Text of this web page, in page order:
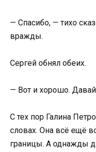
— Спасибо, — тихо
вражды.
Сергей обнял обеих.
— Вот и хорошо.
С тех пор Галина
словах. Она всё ещё
границы. А однажды